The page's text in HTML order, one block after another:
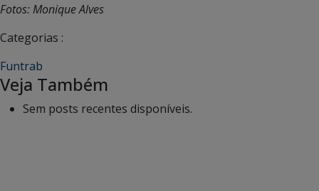
Fotos: Monique Alves
Categorias :
Funtrab
Veja Também
Sem posts recentes disponíveis.